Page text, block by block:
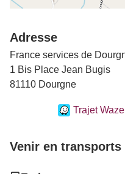
Adresse
France services de
1 Bis Place Jean Bugis
81110 Dourgne
Trajet Waze
Venir en transports